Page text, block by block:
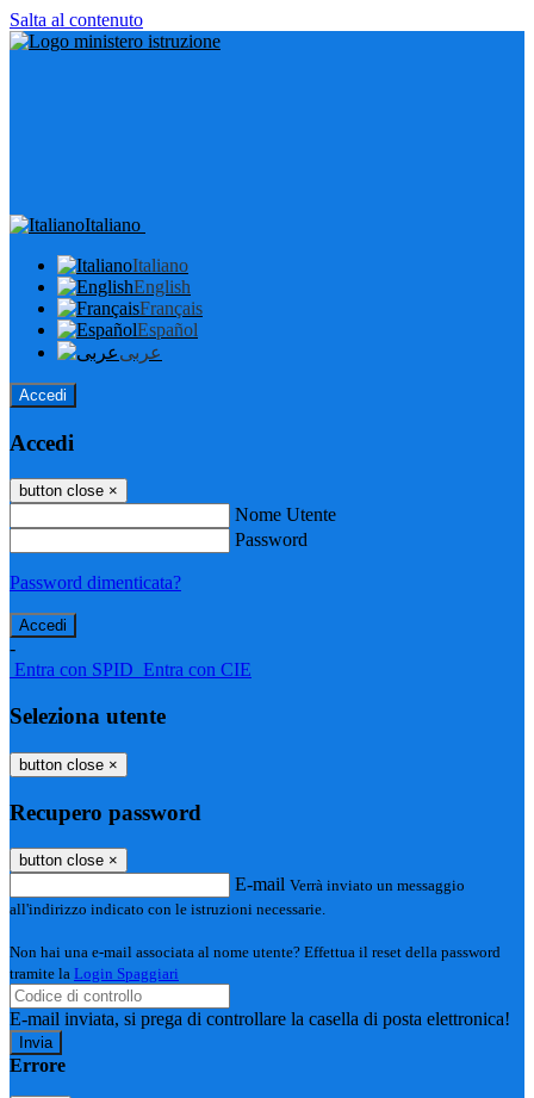
Salta al contenuto
Italiano
Italiano
English
Français
Español
عربى
Accedi
Accedi
button close ×
Nome Utente
Password
Password dimenticata?
-
Entra con SPID Entra con CIE
Seleziona utente
button close ×
Recupero password
button close ×
E-mail Verrà inviato un messaggio
all'indirizzo indicato con le istruzioni necessarie.
Non hai una e-mail associata al nome utente? Effettua il reset della password
tramite la Login Spaggiari
E-mail inviata, si prega di controllare la casella di posta elettronica!
Errore